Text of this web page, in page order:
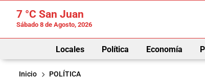
7 °C San Juan
Sábado 8 de Agosto, 2026
Locales Política Economía
Inicio
POLÍTICA